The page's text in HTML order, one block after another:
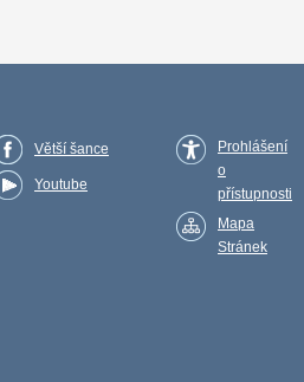
Větší šance
Youtube
Prohlášení
o
přístupnosti
Mapa
Stránek